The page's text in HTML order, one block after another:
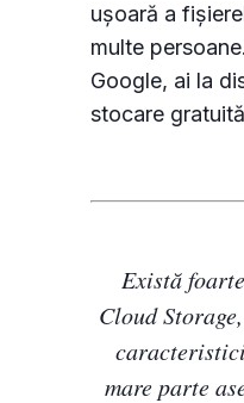
ușoară a
multe
Google, ai la
stocare
Există
Cloud
mare parte